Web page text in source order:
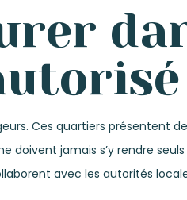
Ces quartiers présentent
doivent jamais s’y rendre
avec les autorités